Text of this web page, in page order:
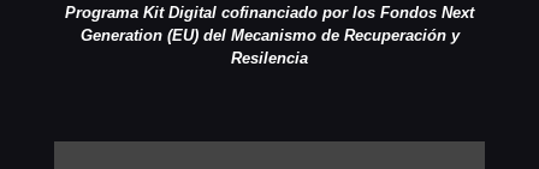
Programa Kit Digital cofinanciado por los Fondos Next
Generation (EU) del Mecanismo de Recuperación y
Resilencia